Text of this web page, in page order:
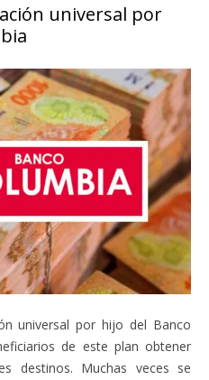
universal por
universal por hijo del Banco
de este plan obtener
destinos. Muchas veces se